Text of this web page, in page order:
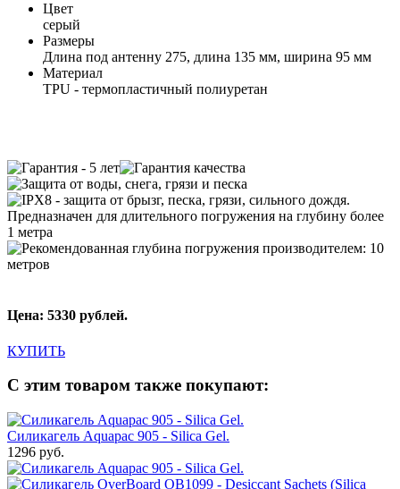
Цвет
серый
Размеры
Длина под антенну 275, длина 135 мм, ширина 95 мм
Материал
TPU - термопластичный полиуретан
Цена: 5330 рублей.
КУПИТЬ
С этим товаром также покупают:
Силикагель Aquapac 905 - Silica Gel.
1296 руб.